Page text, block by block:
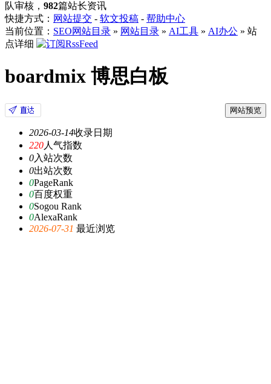
队审核， 982篇站长资讯
快捷方式： 网站提交 - 软文投稿 - 帮助中心
当前位置： SEO网站目录 » 网站目录 » AI工具 » AI办公 » 站
点详细
boardmix 博思白板
网站预览
2026-03-14收录日期
220人气指数
0入站次数
0出站次数
0PageRank
0百度权重
0Sogou Rank
0AlexaRank
2026-07-31 最近浏览